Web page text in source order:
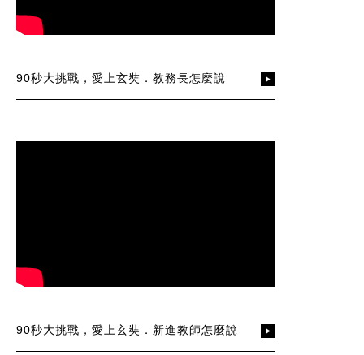
90秒大挑戰，愛上玄奘．教務長怎麼說
90秒大挑戰，愛上玄奘．新進教師怎麼說